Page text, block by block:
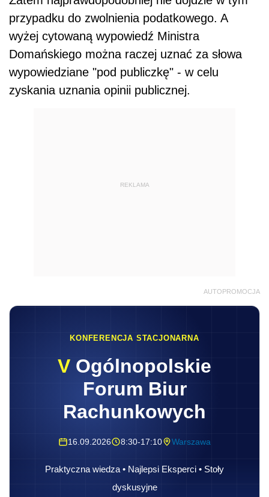
przypadku do zwolnienia podatkowego. A
wyżej cytowaną wypowiedź Ministra
Domańskiego można raczej uznać za słowa
wypowiedziane "pod publiczkę" - w celu
zyskania uznania opinii publicznej.
REKLAMA
AUTOPROMOCJA
KONFERENCJA STACJONARNA
V Ogólnopolskie
Forum Biur
Rachunkowych
16.09.2026 8:30-17:10 Warszawa
Praktyczna wiedza • Najlepsi Eksperci • Stoły
dyskusyjne